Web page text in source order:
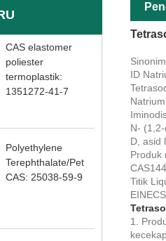
CAS elastomer
poliester
termoplastik:
1351272-41-7
Polyethylene
Terephthalate/Pet
CAS: 25038-59-9
ID
N-
D, asid
Produk
Titik
1.